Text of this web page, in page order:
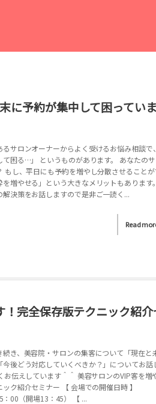
末に予約が集中して困っていま
サロンオーナーからよく受けるお悩み相談で、
て困る…」 というものがあります。 あなたの
もし、平日にも予約を増やし分散させることが
増やせる」という大きなメリットもあります。
決策をお話しますので是非ご一読く...
Read
！完全保存版テクニック紹介
き、美容院・サロンの集客について「現在と
後どう対応していくべきか？」についてお話
お伝えしています＾＾ 美容サロンのVIP客を増
ク紹介セミナー 【 会場での開催日時 】
00（開場13：45） 【 ...